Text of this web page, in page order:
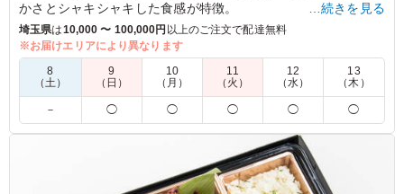
かさとシャキシャキした食感が特徴。
食べるほどに深い味わいが広がり、最後のひと口まで飽きるこ
となくお楽みいただけます。
メインのおかずである三元豚のヒレカツはきめ細やかで柔らか
く、しっかりと肉の旨みが感じられる逸品。
下に敷かれたカレー風味のキャベツがスパイシーなアクセント
を添えます。
会議や研修、社内イベントなど幅広いシーンでご満足いただけ
るお弁当です。ぜひご利用ください。
…続きを見る
埼玉県は10,000 〜 100,000円 以上のご注文で配達無料
※お届けエリアにより異なります
8
（土）
9
（日）
10
（月）
11
（火）
12
（水）
13
（木）
－ ◯ ◯ ◯ ◯ ◯